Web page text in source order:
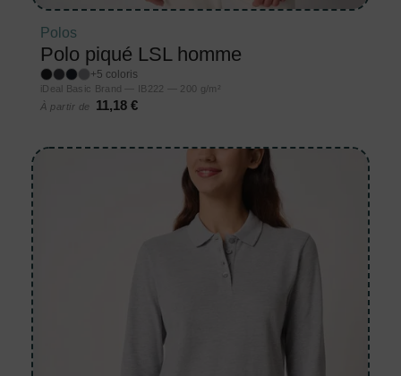
Polos
Polo piqué LSL homme
+5 coloris
iDeal Basic Brand — IB222 — 200 g/m²
À partir de
11,18 €